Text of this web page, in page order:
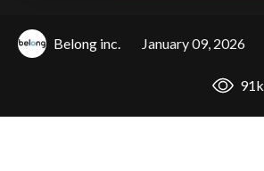
Belong inc. January 09, 2026
91k